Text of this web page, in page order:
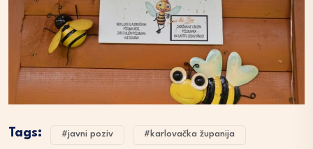
Tags: #javni poziv #karlovačka županija